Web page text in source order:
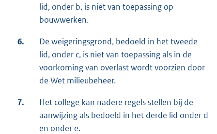
lid, onder b, is niet van toepassing op
bouwwerken.
6.
De weigeringsgrond, bedoeld in het tweede
lid, onder c, is niet van toepassing als in de
voorkoming van overlast wordt voorzien door
de Wet milieubeheer.
7.
Het college kan nadere regels stellen bij de
aanwijzing als bedoeld in het derde lid onder d
en onder e.